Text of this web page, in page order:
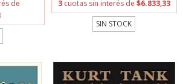
de
3 cuotas sin interés de $6.833,33
SIN STOCK